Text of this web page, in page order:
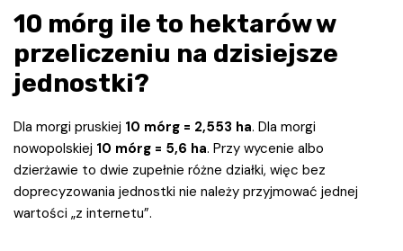
10 mórg ile to hektarów w
przeliczeniu na dzisiejsze
jednostki?
Dla morgi pruskiej 10 mórg = 2,553 ha. Dla morgi
nowopolskiej 10 mórg = 5,6 ha. Przy wycenie albo
dzierżawie to dwie zupełnie różne działki, więc bez
doprecyzowania jednostki nie należy przyjmować jednej
wartości „z internetu”.